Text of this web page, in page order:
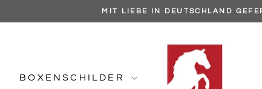
Pause
MIT LIEBE IN DEUTSCHLAND
BOXENSCHILDER